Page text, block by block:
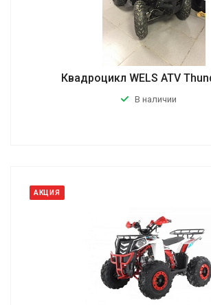
Квадроцикл WELS ATV
В наличии
АКЦИЯ